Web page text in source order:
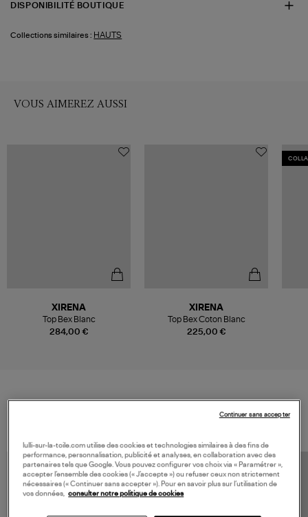
DISPONIBILITÉ BOUTIQUE
Collections similaires : HAUTS
VOUS AIMEREZ AUSSI
284,00 €
XIRENA
Top Bex Blanc
225,00 €
XIRENA
Top Bex Coton Blanc
lulli-sur-la-toile.com utilise des cookies et technologies similaires à des fins de
performance, personnalisation, publicité et analyses, en collaboration avec des
partenaires tels que Google. Vous pouvez configurer vos choix via « Paramétrer »,
accepter l’ensemble des cookies (« J’accepte ») ou refuser ceux non strictement
nécessaires (« Continuer sans accepter »). Pour en savoir plus sur l’utilisation de
vos données,
consulter notre politique de cookies
Continuer sans accepter